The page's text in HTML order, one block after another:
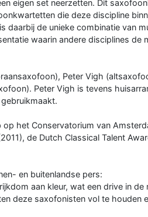
eigen set neerzetten. Dit
die deze discipline
daarbij de unieke combinatie van
waarin andere disciplines de
Peter Vigh
Peter Vigh is tevens
het Conservatorium van
de Dutch Classical Talent
en buitenlandse pers:
aan kleur, wat een drive in de
deze saxofonisten vol te houden